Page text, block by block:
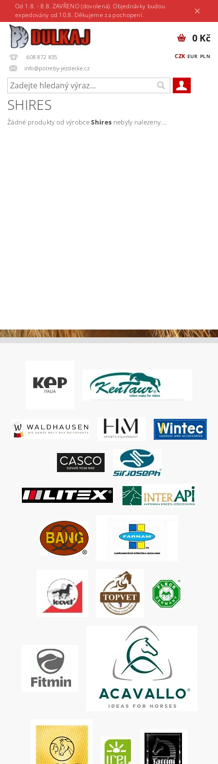
Od 1.8. - 8.8. ZAVŘENO (dovolená). Objednávky budou
expedovány od 10.8. Děkujeme za pochopení.
608 872 835
info@potreby-jezdecke.cz
CZK EUR PLN
0 Kč
SHIRES
Žádné produkty od výrobceShires nebyly nalezeny....